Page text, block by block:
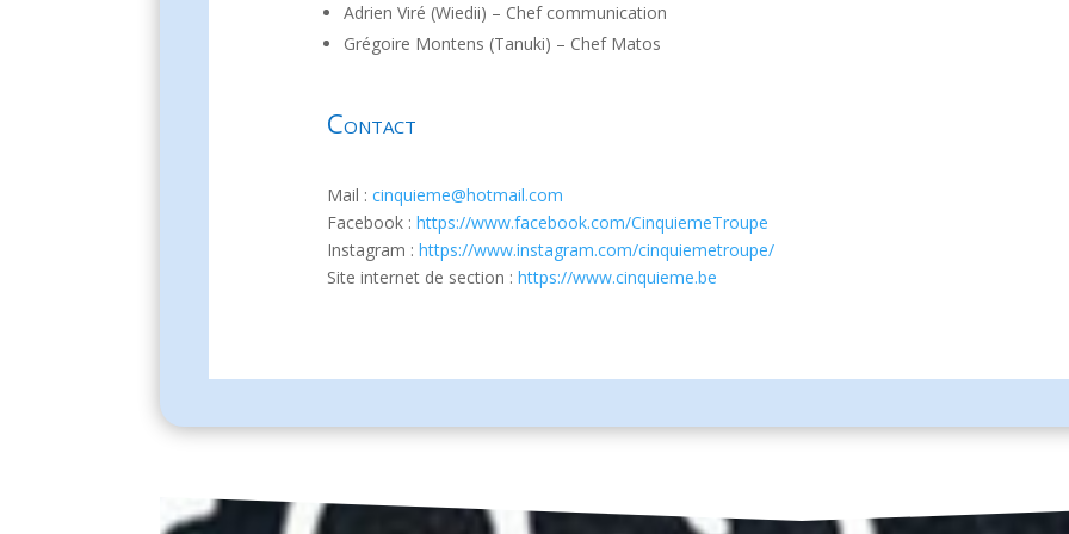
Adrien Viré (Wiedii) – Chef communication
Grégoire Montens (Tanuki) – Chef Matos
Contact
Mail :cinquieme@hotmail.com
Facebook :https://www.facebook.com/CinquiemeTroupe
Instagram :https://www.instagram.com/cinquiemetroupe/
Site internet de section :https://www.cinquieme.be